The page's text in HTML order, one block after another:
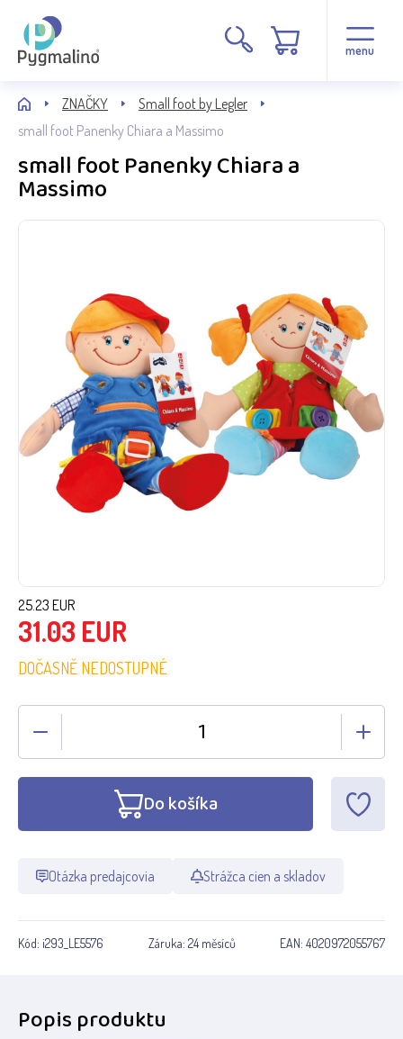
menu
ZNAČKY
Small foot by Legler
small foot Panenky Chiara a Massimo
small foot Panenky Chiara a
Massimo
25.23 EUR
31.03 EUR
DOČASNĚ NEDOSTUPNÉ
Do košíka
Otázka predajcovia Strážca cien a skladov
Kód: i293_LE5576 Záruka: 24 měsíců EAN: 4020972055767
Popis produktu